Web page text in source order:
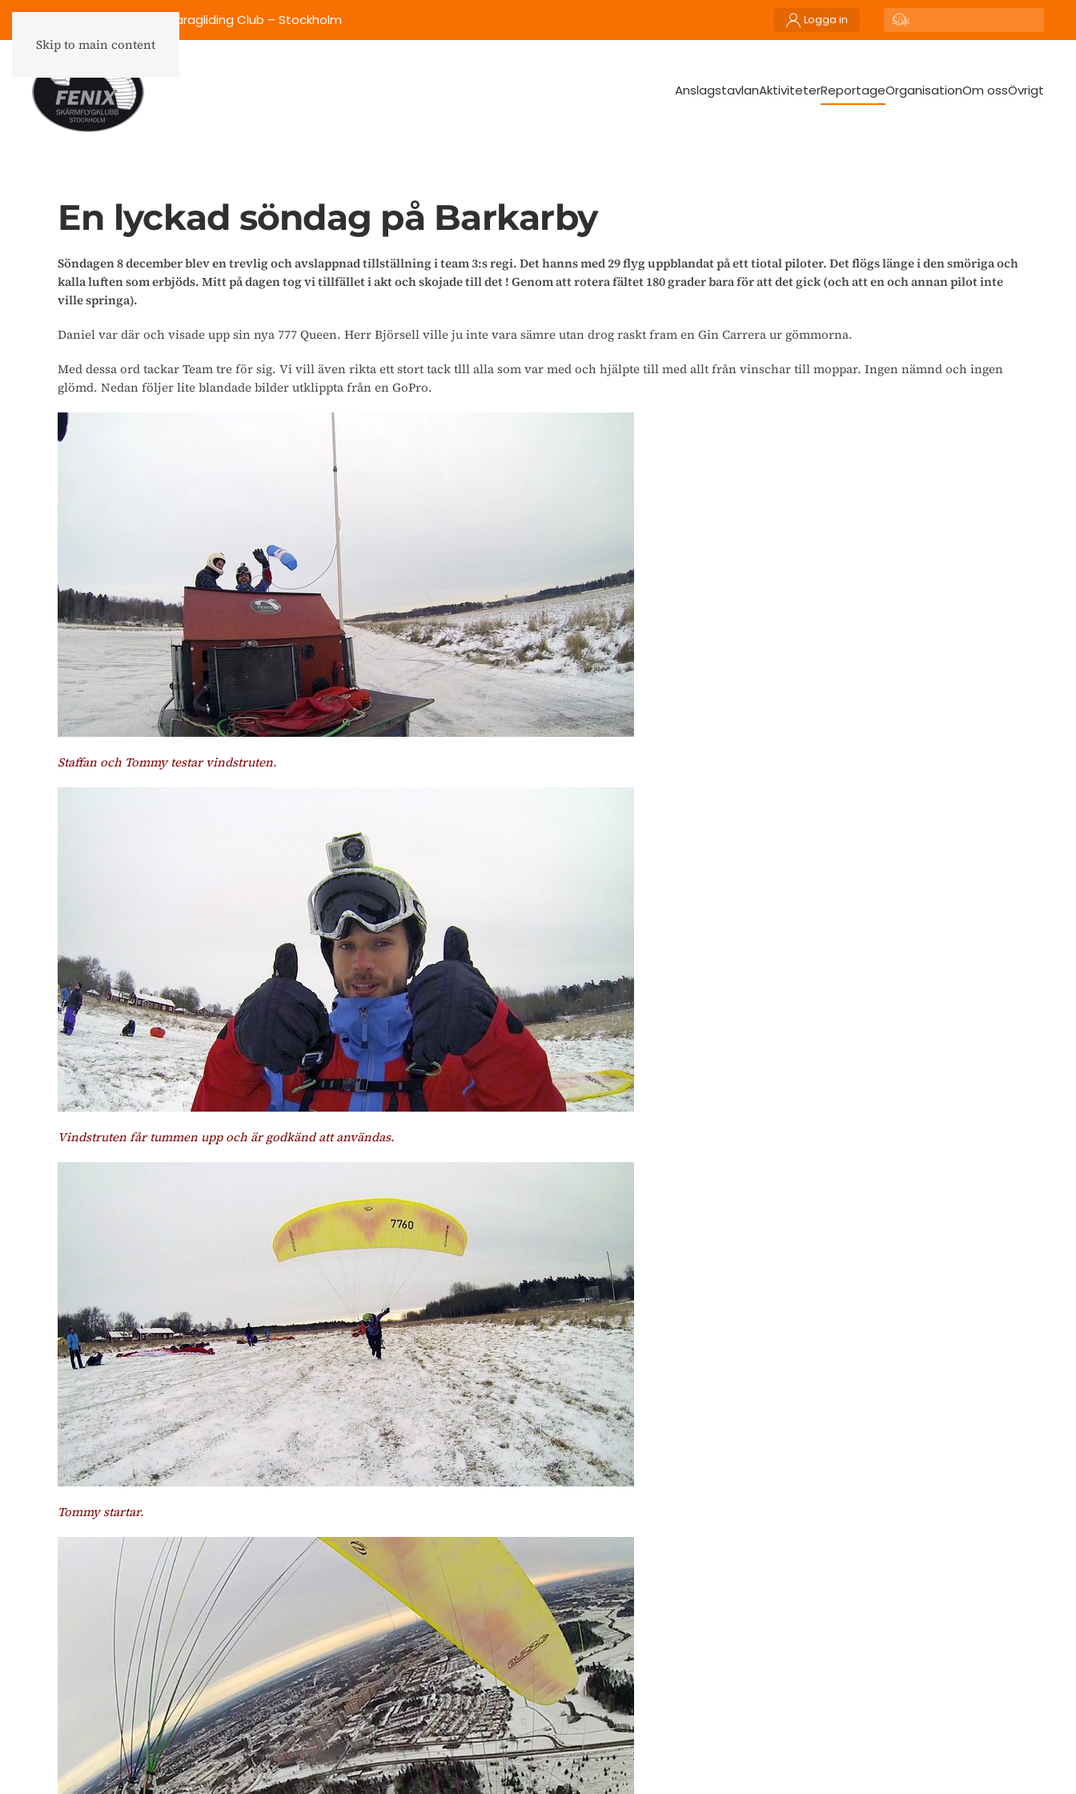
Skip to main content
Fenix Skärmflygklubb – Paragliding Club – Stockholm Logga in
AnslagstavlanAktiviteterReportageOrganisationOm ossÖvrigt
En lyckad söndag på Barkarby
Söndagen 8 december blev en trevlig och avslappnad tillställning i team 3:s regi. Det hanns med 29 flyg uppblandat på ett tiotal piloter. Det flögs länge i den smöriga och
kalla luften som erbjöds. Mitt på dagen tog vi tillfället i akt och skojade till det ! Genom att rotera fältet 180 grader bara för att det gick (och att en och annan pilot inte
ville springa).
Daniel var där och visade upp sin nya 777 Queen. Herr Björsell ville ju inte vara sämre utan drog raskt fram en Gin Carrera ur gömmorna.
Med dessa ord tackar Team tre för sig. Vi vill även rikta ett stort tack tlll alla som var med och hjälpte till med allt från vinschar till moppar. Ingen nämnd och ingen
glömd. Nedan följer lite blandade bilder utklippta från en GoPro.
Staffan och Tommy testar vindstruten.
Vindstruten får tummen upp och är godkänd att användas.
Tommy startar.